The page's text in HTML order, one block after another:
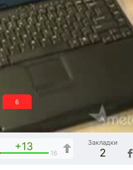
5
+13
16
Закладки
2